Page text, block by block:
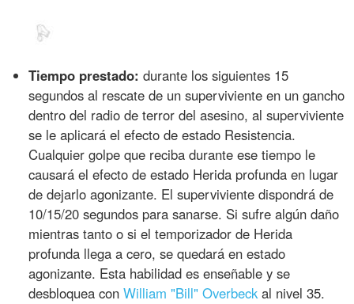
Tiempo prestado: durante los siguientes 15
segundos al rescate de un superviviente en un gancho
dentro del radio de terror del asesino, al superviviente
se le aplicará el efecto de estado Resistencia.
Cualquier golpe que reciba durante ese tiempo le
causará el efecto de estado Herida profunda en lugar
de dejarlo agonizante. El superviviente dispondrá de
10/15/20 segundos para sanarse. Si sufre algún daño
mientras tanto o si el temporizador de Herida
profunda llega a cero, se quedará en estado
agonizante. Esta habilidad es enseñable y se
desbloquea conWilliam "Bill" Overbeckal nivel 35.